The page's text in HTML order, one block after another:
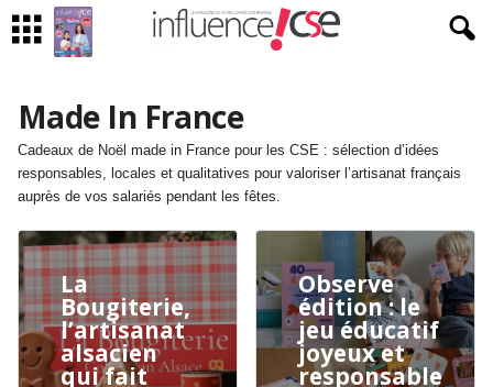
Made In France
Cadeaux de Noël made in France pour les CSE : sélection d’idées
responsables, locales et qualitatives pour valoriser l’artisanat français
auprès de vos salariés pendant les fêtes.
La
Bougiterie,
l’artisanat
alsacien
qui fait
Observe
édition : le
jeu éducatif
joyeux et
responsable